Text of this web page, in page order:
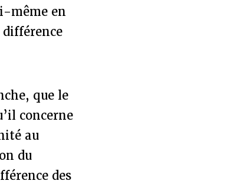
même en
que le
concerne
au
du
des